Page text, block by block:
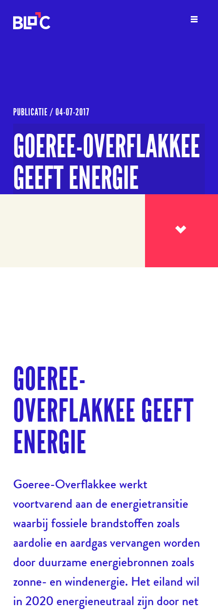
PUBLICATIE / 04-07-2017
GOEREE-OVERFLAKKEE
GEEFT ENERGIE
GOEREE-
OVERFLAKKEE GEEFT
ENERGIE
Goeree-Overflakkee werkt
voortvarend aan de energietransitie
waarbij fossiele brandstoffen zoals
aardolie en aardgas vervangen worden
door duurzame energiebronnen zoals
zonne- en windenergie. Het eiland wil
in 2020 energieneutraal zijn door net